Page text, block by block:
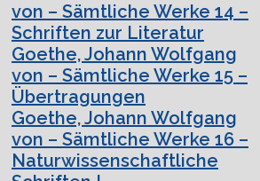
von – Sämtliche Werke 14 –
Schriften zur Literatur
Goethe, Johann Wolfgang
von – Sämtliche Werke 15 –
Übertragungen
Goethe, Johann Wolfgang
von – Sämtliche Werke 16 –
Naturwissenschaftliche